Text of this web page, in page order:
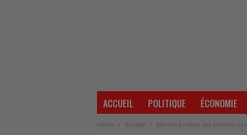
ACCUEIL POLITIQUE ÉCONOMIE
Home Société Marche funèbre des victimes